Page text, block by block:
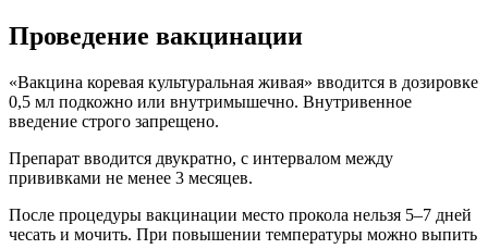
Проведение вакцинации
«Вакцина коревая культуральная живая» вводится в дозировке
0,5 мл подкожно или внутримышечно. Внутривенное
введение строго запрещено.
Препарат вводится двукратно, с интервалом между
прививками не менее 3 месяцев.
После процедуры вакцинации место прокола нельзя 5–7 дней
чесать и мочить. При повышении температуры можно выпить